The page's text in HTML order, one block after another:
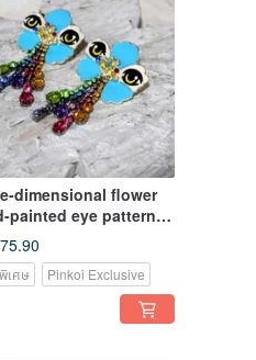
dimensional flower
painted eye pattern
funny creative
sterling silver ear
hypoallergenic
เศษ Pinkoi Exclusive